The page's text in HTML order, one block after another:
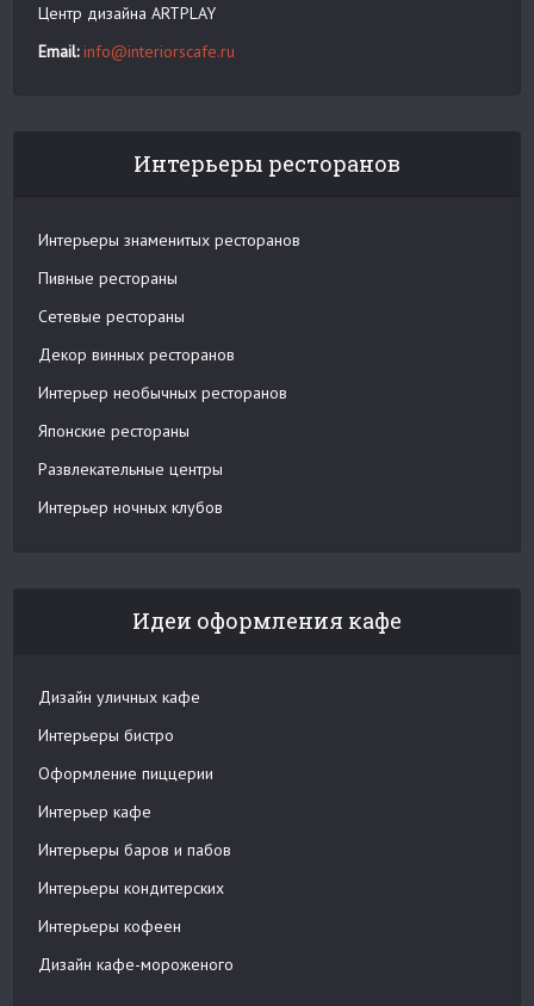
Центр дизайна ARTPLAY
Email: info@interiorscafe.ru
Интерьеры ресторанов
Интерьеры знаменитых ресторанов
Пивные рестораны
Сетевые рестораны
Декор винных ресторанов
Интерьер необычных ресторанов
Японские рестораны
Развлекательные центры
Интерьер ночных клубов
Идеи оформления кафе
Дизайн уличных кафе
Интерьеры бистро
Оформление пиццерии
Интерьер кафе
Интерьеры баров и пабов
Интерьеры кондитерских
Интерьеры кофеен
Дизайн кафе-мороженого